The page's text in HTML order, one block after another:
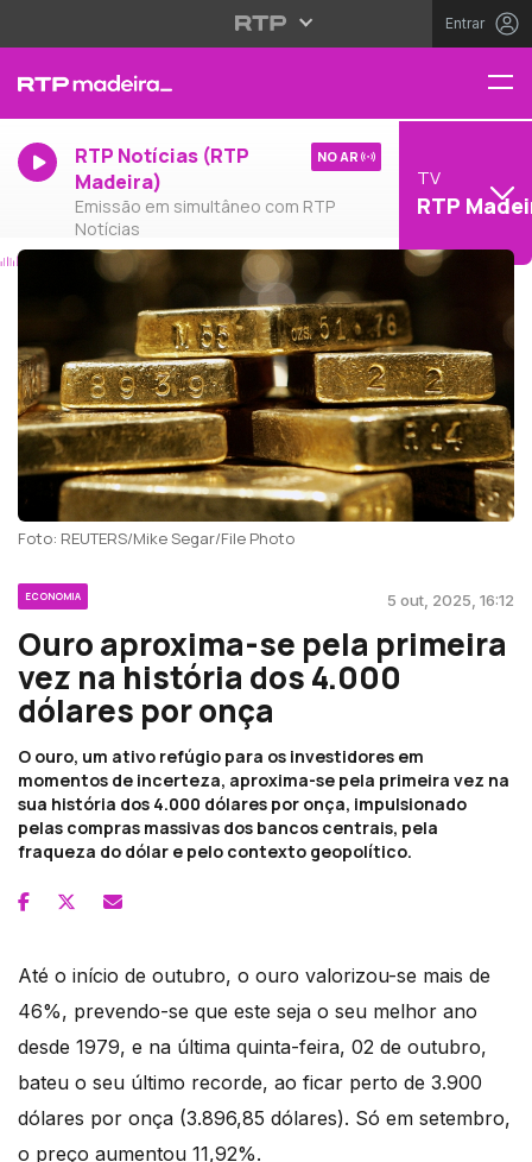
Entrar
RTP Notícias (RTP
Madeira)
Emissão em simultâneo com RTP
Notícias
NO AR
TV
RTP
Foto: REUTERS/Mike Segar/File Photo
ECONOMIA 5 out, 2025, 16:12
Ouro aproxima-se pela primeira
vez na história dos 4.000
dólares por onça
O ouro, um ativo refúgio para os investidores em
momentos de incerteza, aproxima-se pela primeira vez na
sua história dos 4.000 dólares por onça, impulsionado
pelas compras massivas dos bancos centrais, pela
fraqueza do dólar e pelo contexto geopolítico.
Até o início de outubro, o ouro valorizou-se mais de
46%, prevendo-se que este seja o seu melhor ano
desde 1979, e na última quinta-feira, 02 de outubro,
bateu o seu último recorde, ao ficar perto de 3.900
dólares por onça (3.896,85 dólares). Só em setembro,
o preço aumentou 11,92%.